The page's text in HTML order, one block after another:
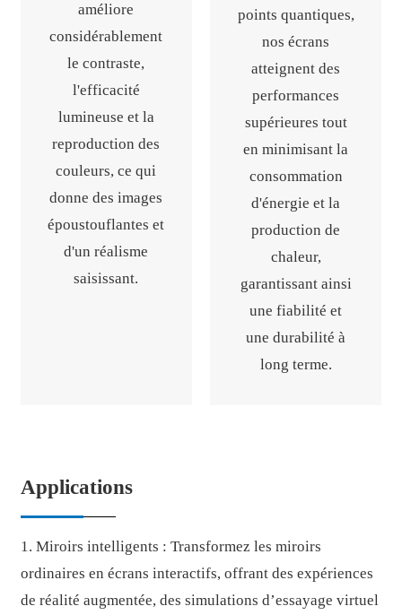
améliore
considérablement
le contraste,
l'efficacité
lumineuse et la
reproduction des
couleurs, ce qui
donne des images
époustouflantes et
d'un réalisme
saisissant.
points quantiques,
nos écrans
atteignent des
performances
supérieures tout
en minimisant la
consommation
d'énergie et la
production de
chaleur,
garantissant ainsi
une fiabilité et
une durabilité à
long terme.
Applications
1. Miroirs intelligents : Transformez les miroirs
ordinaires en écrans interactifs, offrant des expériences
de réalité augmentée, des simulations d’essayage virtuel